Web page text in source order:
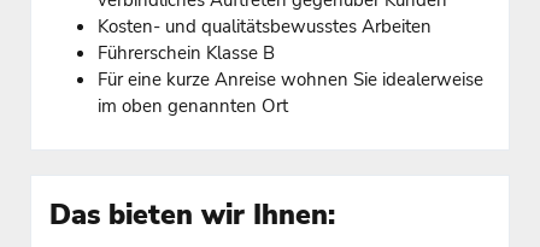
Kosten- und qualitätsbewusstes Arbeiten
Führerschein Klasse B
Für eine kurze Anreise wohnen Sie idealerweise
im oben genannten Ort
Das bieten wir Ihnen: